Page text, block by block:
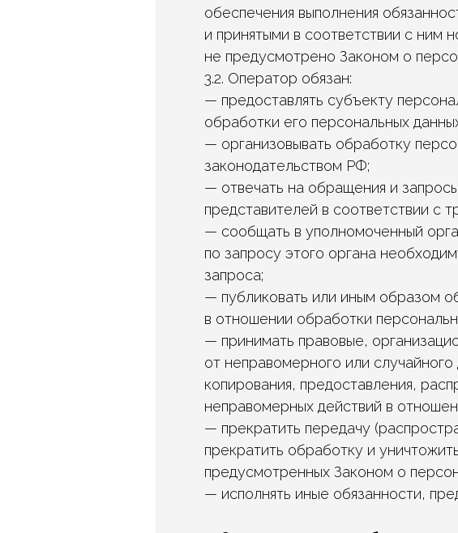
обеспечения выполнения
и принятыми в соответствии с ним
не предусмотрено Законом о
3.2. Оператор обязан:
— предоставлять субъекту
обработки его персональных
— организовывать обработку
законодательством РФ;
— отвечать на обращения и
представителей в соответствии с
— сообщать в уполномоченный
по запросу этого органа
запроса;
— публиковать или иным образом
в отношении обработки
— принимать правовые,
от неправомерного или
копирования, предоставления,
неправомерных действий в
— прекратить передачу
прекратить обработку и
предусмотренных Законом о
— исполнять иные обязанности,